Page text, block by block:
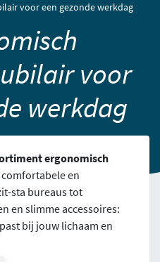
voor een gezonde werkdag
voor
werkdag
ergonomisch
en
sta bureaus tot
en slimme accessoires:
bij jouw lichaam en